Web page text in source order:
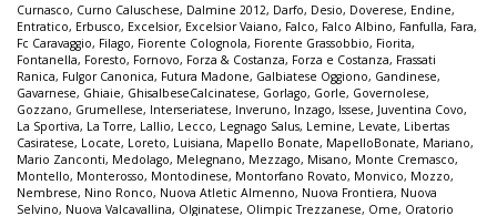
Curnasco, Curno Caluschese, Dalmine 2012, Darfo, Desio, Doverese, Endine,
Entratico, Erbusco, Excelsior, Excelsior Vaiano, Falco, Falco Albino, Fanfulla, Fara,
Fc Caravaggio, Filago, Fiorente Colognola, Fiorente Grassobbio, Fiorita,
Fontanella, Foresto, Fornovo, Forza & Costanza, Forza e Costanza, Frassati
Ranica, Fulgor Canonica, Futura Madone, Galbiatese Oggiono, Gandinese,
Gavarnese, Ghiaie, GhisalbeseCalcinatese, Gorlago, Gorle, Governolese,
Gozzano, Grumellese, Interseriatese, Inveruno, Inzago, Issese, Juventina Covo,
La Sportiva, La Torre, Lallio, Lecco, Legnago Salus, Lemine, Levate, Libertas
Casiratese, Locate, Loreto, Luisiana, Mapello Bonate, MapelloBonate, Mariano,
Mario Zanconti, Medolago, Melegnano, Mezzago, Misano, Monte Cremasco,
Montello, Monterosso, Montodinese, Montorfano Rovato, Monvico, Mozzo,
Nembrese, Nino Ronco, Nuova Atletic Almenno, Nuova Frontiera, Nuova
Selvino, Nuova Valcavallina, Olginatese, Olimpic Trezzanese, Ome, Oratorio